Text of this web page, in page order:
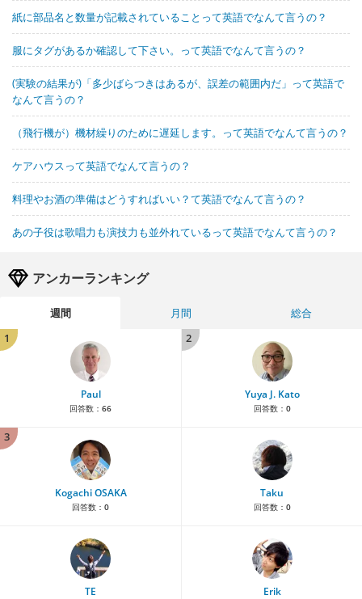
紙に部品名と数量が記載されていることって英語でなんて言うの？
服にタグがあるか確認して下さい。って英語でなんて言うの？
(実験の結果が)「多少ばらつきはあるが、誤差の範囲内だ」って英語で
なんて言うの？
（飛行機が）機材繰りのために遅延します。って英語でなんて言うの？
ケアハウスって英語でなんて言うの？
料理やお酒の準備はどうすればいい？て英語でなんて言うの？
あの子役は歌唱力も演技力も並外れているって英語でなんて言うの？
アンカーランキング
週間 月間
総合
1
Paul
回答数： 66
2
Yuya J. Kato
回答数： 0
3
Kogachi OSAKA
回答数： 0
Taku
回答数： 0
TE Erik